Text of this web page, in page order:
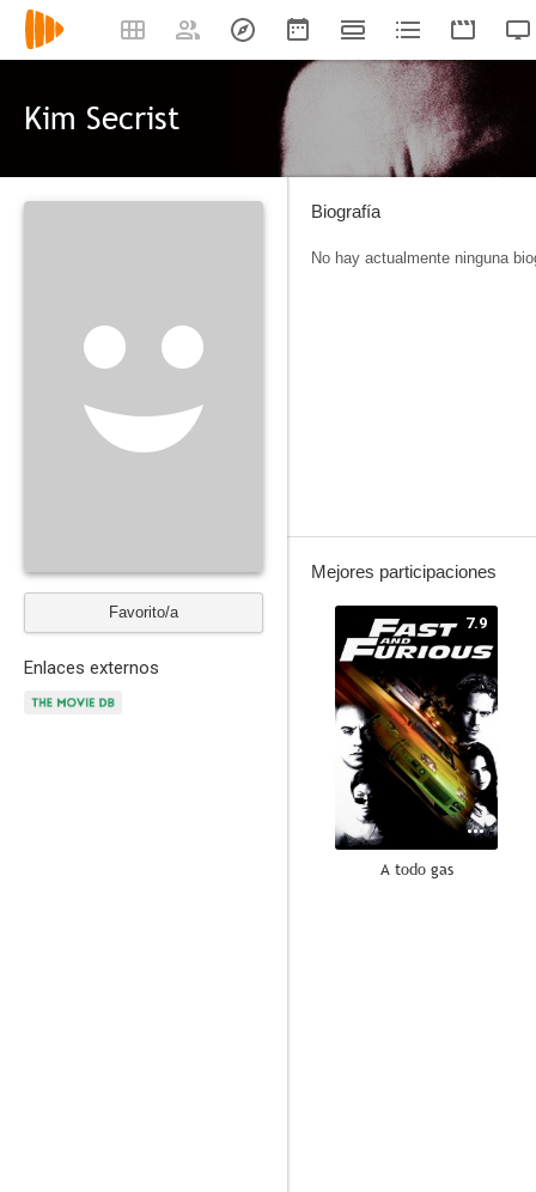
Kim Secrist
Favorito/a
Enlaces externos
Biografía
No hay actualmente ninguna
Mejores participaciones
7.9
A todo gas